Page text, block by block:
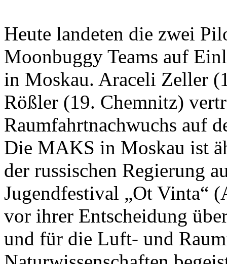
Heute landeten die zwei
Moonbuggy Teams auf
in Moskau. Araceli Zeller
Rößler (19. Chemnitz)
Raumfahrtnachwuchs auf
Die MAKS in Moskau ist
der russischen Regierung
Jugendfestival „Ot Vinta“
vor ihrer Entscheidung
und für die Luft- und